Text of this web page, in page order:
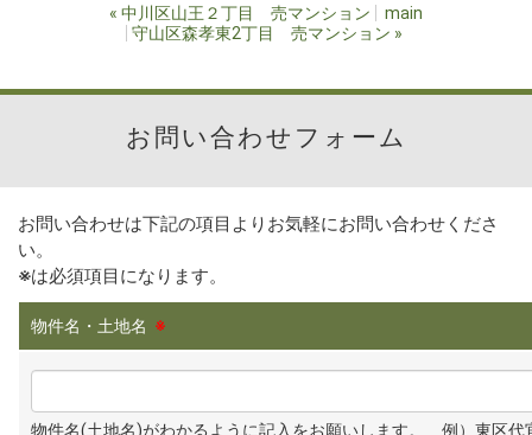
« 中川区山王２丁目 売マンション
main
守山区森孝東2丁目 売マンション »
お問い合わせフォーム
お問い合わせは下記の項目よりお気軽にお問い合わせくださ
い。
※は必須項目になります。
物件名・土地名 ※
物件名(土地名)がわかるように記入をお願いします。 例）東区代